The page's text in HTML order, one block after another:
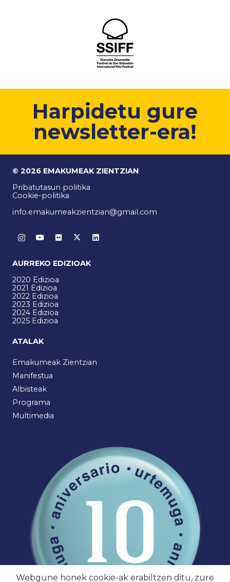
Harpidetu gure
newsletter-era!
© 2026 EMAKUMEAK ZIENTZIAN
Pribatutasun politika
Cookie-politika
info.emakumeakzientzian@gmail.com
AURREKO EDIZIOAK
2020 Edizioa
2021 Edizioa
2022 Edizioa
2023 Edizioa
2024 Edizioa
2025 Edizioa
ATALAK
Emakumeak Zientzian
Manifestua
Albisteak
Programa
Multimedia
Webgune honek cookie-ak erabiltzen ditu, zure